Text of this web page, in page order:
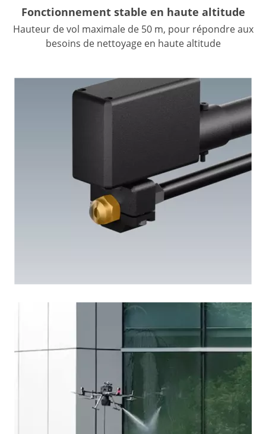
Fonctionnement stable en haute altitude
Hauteur de vol maximale de 50 m, pour répondre aux
besoins de nettoyage en haute altitude